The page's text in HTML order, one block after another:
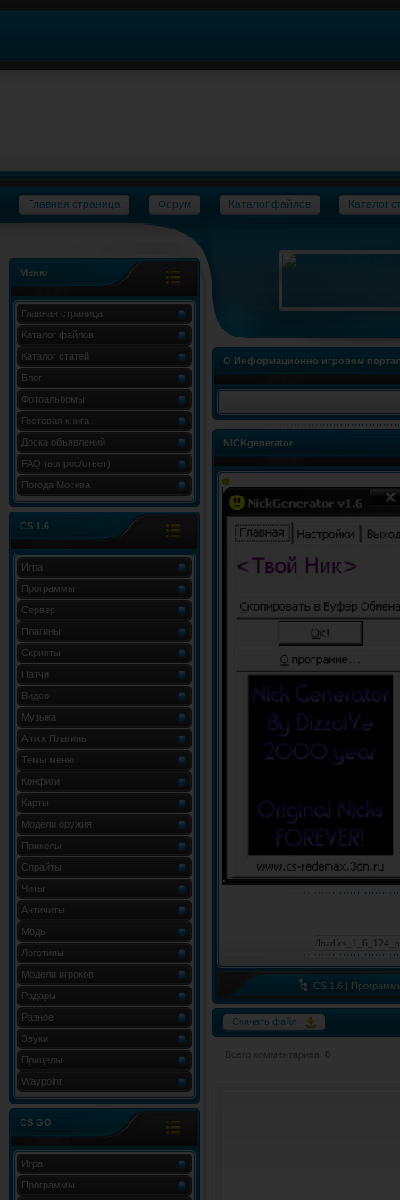
Главная страница Форум Каталог файлов Каталог
Меню
Главная страница
Каталог файлов
Каталог статей
Блог
Фотоальбомы
Гостевая книга
Доска объявлений
FAQ (вопрос/ответ)
Погода Москва
CS 1.6
Игра
Программы
Сервер
Плагины
Скрипты
Патчи
Видео
Музыка
Amxx Плагины
Темы меню
Конфиги
Карты
Модели оружия
Приколы
Спрайты
Читы
Античиты
Моды
Логотипы
Модели игроков
Радары
Разное
Звуки
Прицелы
Waypoint
CS GO
Игра
Программы
О Информационно игровом
NICKgenerator
CS 1.6 |
Скачать файл
Всего комментариев : 0